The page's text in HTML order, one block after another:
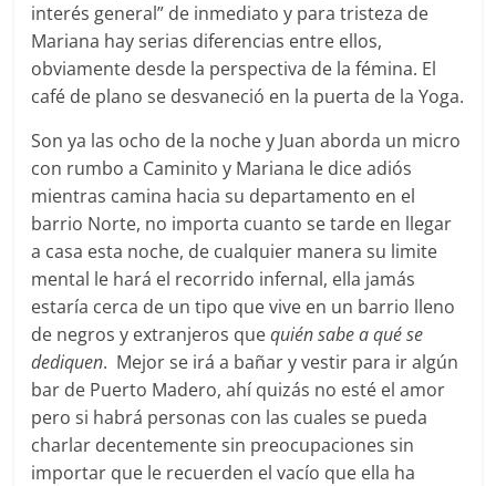
interés general” de inmediato y para tristeza de
Mariana hay serias diferencias entre ellos,
obviamente desde la perspectiva de la fémina. El
café de plano se desvaneció en la puerta de la Yoga.
Son ya las ocho de la noche y Juan aborda un micro
con rumbo a Caminito y Mariana le dice adiós
mientras camina hacia su departamento en el
barrio Norte, no importa cuanto se tarde en llegar
a casa esta noche, de cualquier manera su limite
mental le hará el recorrido infernal, ella jamás
estaría cerca de un tipo que vive en un barrio lleno
de negros y extranjeros quequién sabe a qué se
dediquen. Mejor se irá a bañar y vestir para ir algún
bar de Puerto Madero, ahí quizás no esté el amor
pero si habrá personas con las cuales se pueda
charlar decentemente sin preocupaciones sin
importar que le recuerden el vacío que ella ha